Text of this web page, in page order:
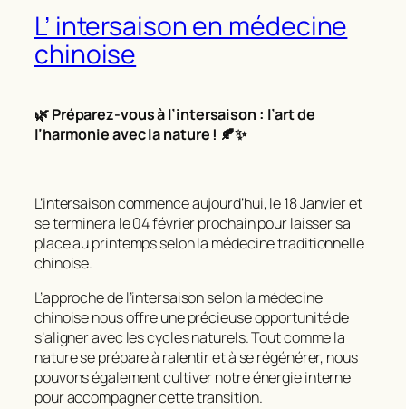
L’ intersaison en médecine
chinoise
🌿Préparez-vous à l’intersaison : l’art de
l’harmonie avec la nature ! 🍂✨
L’intersaison commence aujourd’hui, le 18 Janvier et
se terminera le 04 février prochain pour laisser sa
place au printemps selon la médecine traditionnelle
chinoise.
L’approche de l’intersaison selon la médecine
chinoise nous offre une précieuse opportunité de
s’aligner avec les cycles naturels. Tout comme la
nature se prépare à ralentir et à se régénérer, nous
pouvons également cultiver notre énergie interne
pour accompagner cette transition.